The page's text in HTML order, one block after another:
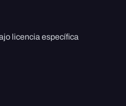
licencia específica